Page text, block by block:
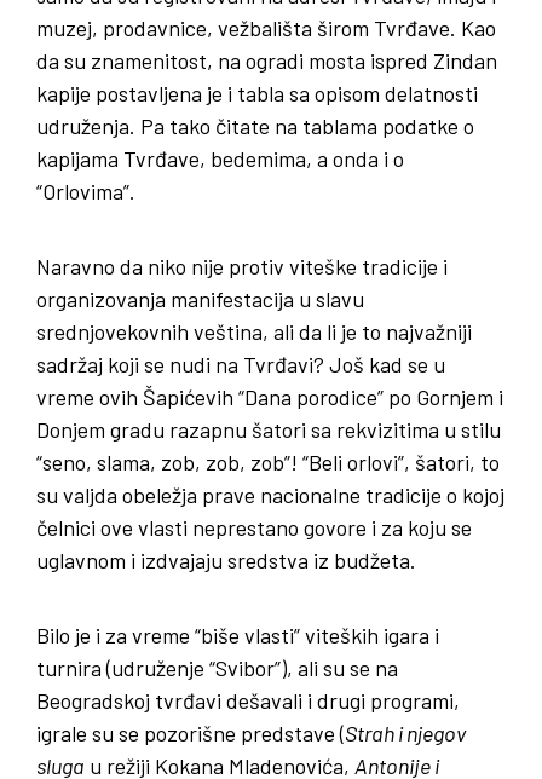
muzej, prodavnice, vežbališta širom Tvrđave. Kao
da su znamenitost, na ogradi mosta ispred Zindan
kapije postavljena je i tabla sa opisom delatnosti
udruženja. Pa tako čitate na tablama podatke o
kapijama Tvrđave, bedemima, a onda i o
“Orlovima”.
Naravno da niko nije protiv viteške tradicije i
organizovanja manifestacija u slavu
srednjovekovnih veština, ali da li je to najvažniji
sadržaj koji se nudi na Tvrđavi? Još kad se u
vreme ovih Šapićevih “Dana porodice” po Gornjem i
Donjem gradu razapnu šatori sa rekvizitima u stilu
“seno, slama, zob, zob, zob”! “Beli orlovi”, šatori, to
su valjda obeležja prave nacionalne tradicije o kojoj
čelnici ove vlasti neprestano govore i za koju se
uglavnom i izdvajaju sredstva iz budžeta.
Bilo je i za vreme “biše vlasti” viteških igara i
turnira (udruženje “Svibor”), ali su se na
Beogradskoj tvrđavi dešavali i drugi programi,
igrale su se pozorišne predstave (Strah i njegov
sluga u režiji Kokana Mladenovića, Antonije i